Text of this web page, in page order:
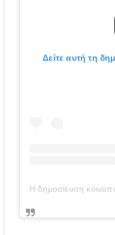
Δείτε αυτή τη